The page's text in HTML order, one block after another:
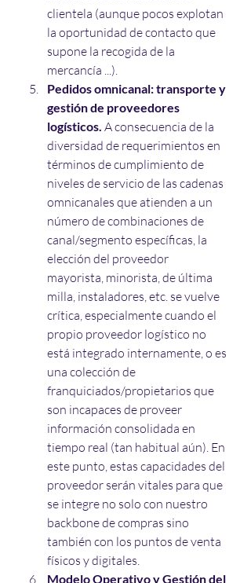
clientela (aunque pocos explotan
la oportunidad de contacto que
supone la recogida de la
mercancía ...).
Pedidos omnicanal: transporte y
gestión de proveedores
logísticos. A consecuencia de la
diversidad de requerimientos en
términos de cumplimiento de
niveles de servicio de las cadenas
omnicanales que atienden a un
número de combinaciones de
canal/segmento específicas, la
elección del proveedor
mayorista, minorista, de última
milla, instaladores, etc. se vuelve
crítica, especialmente cuando el
propio proveedor logístico no
está integrado internamente, o es
una colección de
franquiciados/propietarios que
son incapaces de proveer
información consolidada en
tiempo real (tan habitual aún). En
este punto, estas capacidades del
proveedor serán vitales para que
se integre no solo con nuestro
backbone de compras sino
también con los puntos de venta
físicos y digitales.
Modelo Operativo y Gestión del